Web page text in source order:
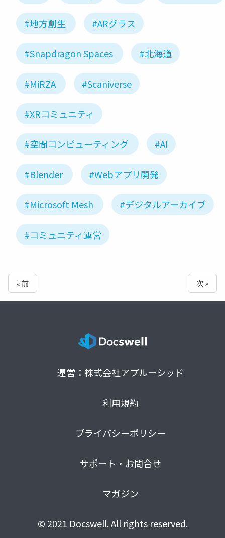
#地方創生 #ARグラス
#Snapdragon Spaces #北海道
#MiRZA #Scaniverse
#XRコミュニティ
#空間コンピューティング #AI
#Blender #Webアプリ開発
#Microsoft Mesh #デジタルアーカイブ
#コミュニティ運営
« 前 次 »
運営：株式会社アプルーシッド
利用規約
プライバシーポリシー
サポート・お問合せ
マガジン
© 2021 Docswell. All rights reserved.